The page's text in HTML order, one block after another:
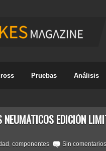
Pruebas Análisis
NEUMÁTICOS EDICIÓN
, componentes Sin comentarios